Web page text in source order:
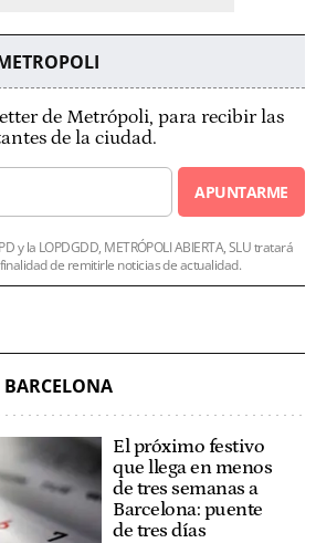
de Metrópoli, para recibir las
de la ciudad.
APUNTARME
y la LOPDGDD, METRÓPOLI ABIERTA, SLU tratará
de remitirle noticias de actualidad.
El próximo festivo
que llega en menos
de tres semanas a
Barcelona: puente
de tres días